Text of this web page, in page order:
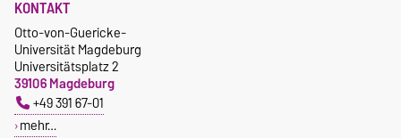
KONTAKT
Otto-von-Guericke-
Universität Magdeburg
Universitätsplatz 2
39106 Magdeburg
+49 391 67-01
mehr…